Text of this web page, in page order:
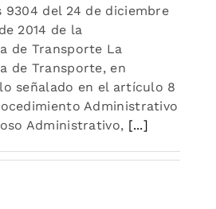
9304 del 24 de diciembre
2014 de la
de Transporte La
de Transporte, en
señalado en el artículo 8
Administrativo
Administrativo, [...]